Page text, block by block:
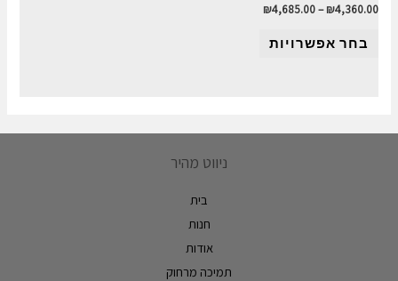
₪4,360.00
–
₪4,685.00
בחר אפשרויות
ניווט מהיר
בית
חנות
אודות
תמיכה מרחוק